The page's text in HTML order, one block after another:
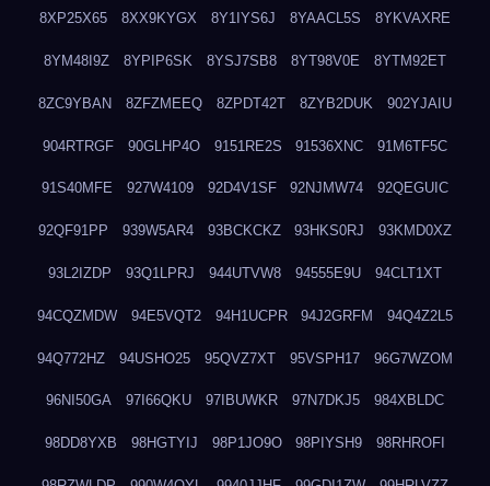
8XP25X65 8XX9KYGX 8Y1IYS6J 8YAACL5S 8YKVAXRE
8YM48I9Z 8YPIP6SK 8YSJ7SB8 8YT98V0E 8YTM92ET
8ZC9YBAN 8ZFZMEEQ 8ZPDT42T 8ZYB2DUK 902YJAIU
904RTRGF 90GLHP4O 9151RE2S 91536XNC 91M6TF5C
91S40MFE 927W4109 92D4V1SF 92NJMW74 92QEGUIC
92QF91PP 939W5AR4 93BCKCKZ 93HKS0RJ 93KMD0XZ
93L2IZDP 93Q1LPRJ 944UTVW8 94555E9U 94CLT1XT
94CQZMDW 94E5VQT2 94H1UCPR 94J2GRFM 94Q4Z2L5
94Q772HZ 94USHO25 95QVZ7XT 95VSPH17 96G7WZOM
96NI50GA 97I66QKU 97IBUWKR 97N7DKJ5 984XBLDC
98DD8YXB 98HGTYIJ 98P1JO9O 98PIYSH9 98RHROFI